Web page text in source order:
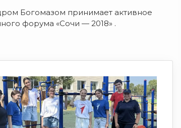
Богомазом принимает активное
форума «Сочи — 2018» .